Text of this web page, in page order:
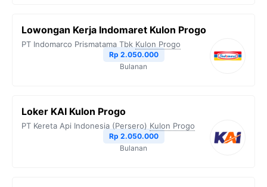
Lowongan Kerja Indomaret Kulon Progo
PT Indomarco Prismatama Tbk Kulon Progo
Rp 2.050.000
Bulanan
Loker KAI Kulon Progo
PT Kereta Api Indonesia (Persero) Kulon Progo
Rp 2.050.000
Bulanan